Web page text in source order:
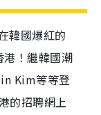
韓國爆紅的
港！繼韓國潮
Kim等等登
的招聘網上